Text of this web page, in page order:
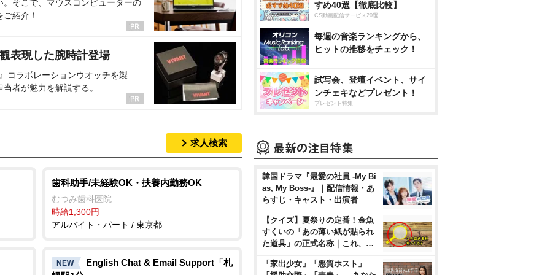
そこで、マウスコンピューターの
紹介！
表現した腕時計登場
コラボレーションウオッチを製
者が魅力を解説する。
求人検索
歯科助手/未経験OK・扶養内勤務OK
むつみ歯科医院
時給1,300円
アルバイト・パート / 東京都
NEW
English Chat & Email Support「札
すめ40選【徹底比較】
CS動画配信サービス20選
毎週の音楽ランキングから、
ヒットの推移をチェック！
試写会、登壇イベント、サイ
ンチェキなどプレゼント！
プレゼント特集
韓国ドラマ『最愛の社員 -My Bi
as, My Boss-』｜配信情報・あ
らすじ・キャスト・出演者
【クイズ】夏祭りの定番！金魚
すくいの「あの薄い紙が貼られ
た道具」の正式名称｜これ、…
「家出少女」「悪質ホスト」